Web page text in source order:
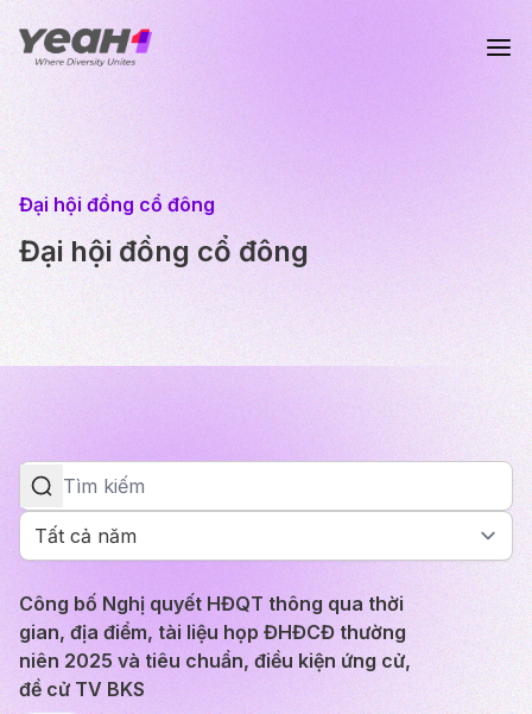
Đại hội đồng cổ đông
Đại hội đồng cổ đông
Công bố Nghị quyết HĐQT thông qua thời
gian, địa điểm, tài liệu họp ĐHĐCĐ thường
niên 2025 và tiêu chuẩn, điều kiện ứng cử,
đề cử TV BKS